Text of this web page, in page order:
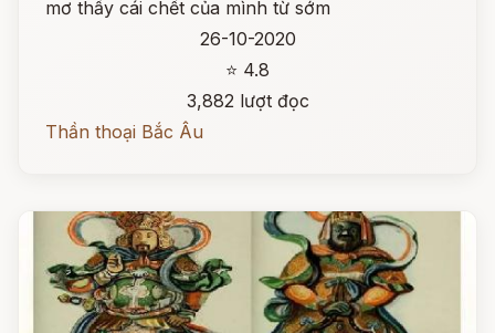
mơ thấy cái chết của mình từ sớm
26-10-2020
⭐ 4.8
3,882 lượt đọc
Thần thoại Bắc Âu